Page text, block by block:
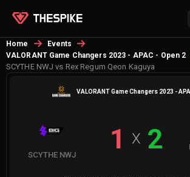
Home
Events
VALORANT Game Changers 2023 - APAC - Open 2
SCYTHE NWJ vs Rex Regum Qeon Kaguya
VALORANT Game Changers 2023 -
SCYTHE NWJ 1 X 2